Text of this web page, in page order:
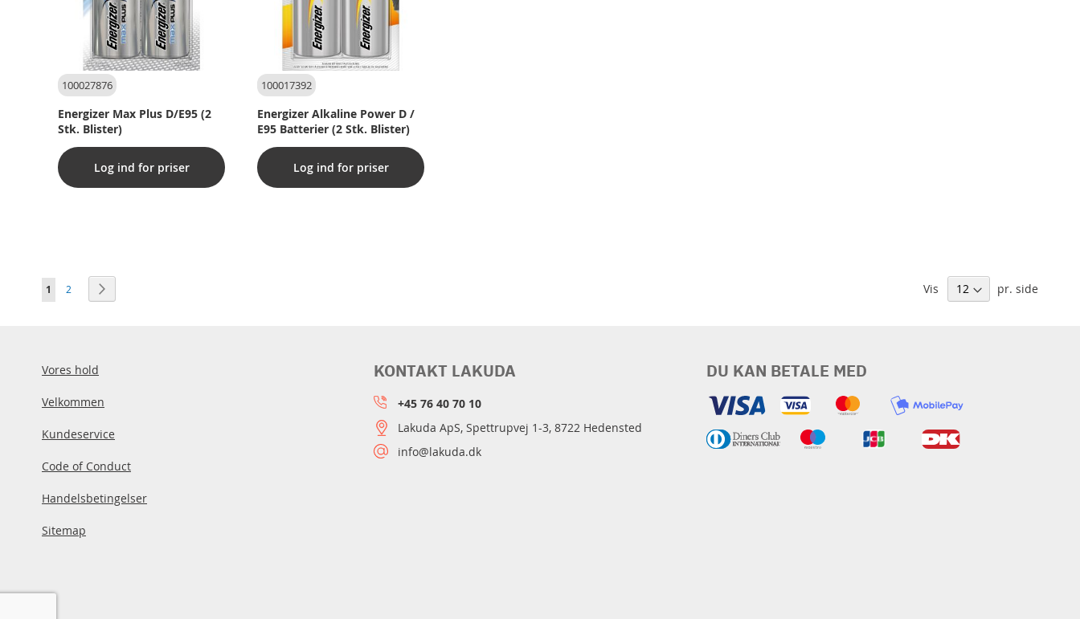
100027876
Energizer Max Plus D/E95 (2
Stk. Blister)
Log ind for priser
100017392
Energizer Alkaline Power D /
E95 Batterier (2 Stk. Blister)
Log ind for priser
Side
Du læser i øjeblikket side
1 Side
2 Vis pr. side
Vores hold
Velkommen
Kundeservice
Code of Conduct
Handelsbetingelser
Sitemap
DU KAN BETALE MED
KONTAKT LAKUDA
+45 76 40 70 10
Lakuda ApS, Spettrupvej 1-3, 8722 Hedensted
info@lakuda.dk